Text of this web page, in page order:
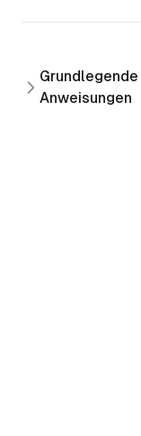
Grundlegende
Anweisungen